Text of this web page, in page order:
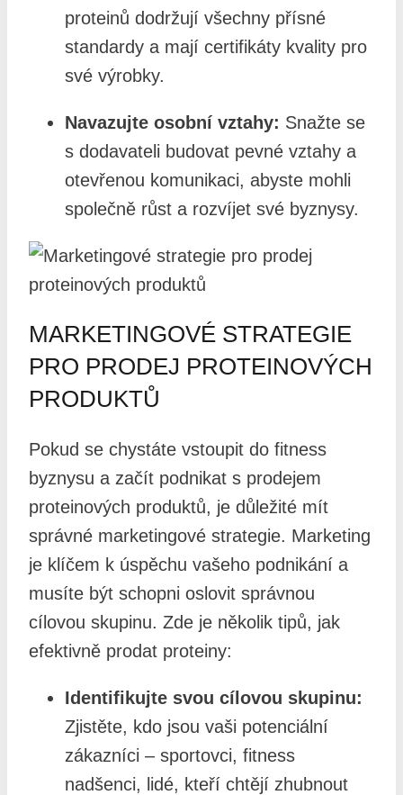
proteinů dodržují všechny přísné
standardy a mají certifikáty kvality pro
své výrobky.
Navazujte osobní vztahy: Snažte se
s dodavateli budovat pevné vztahy a
otevřenou komunikaci, abyste mohli
společně růst a rozvíjet své byznysy.
MARKETINGOVÉ STRATEGIE
PRO PRODEJ PROTEINOVÝCH
PRODUKTŮ
Pokud se chystáte vstoupit do fitness
byznysu a začít podnikat s prodejem
proteinových produktů, je důležité mít
správné marketingové strategie. Marketing
je klíčem k úspěchu vašeho podnikání a
musíte být schopni oslovit správnou
cílovou skupinu. Zde je několik tipů, jak
efektivně prodat proteiny:
Identifikujte svou cílovou skupinu:
Zjistěte, kdo jsou vaši potenciální
zákazníci – sportovci, fitness
nadšenci, lidé, kteří chtějí zhubnout